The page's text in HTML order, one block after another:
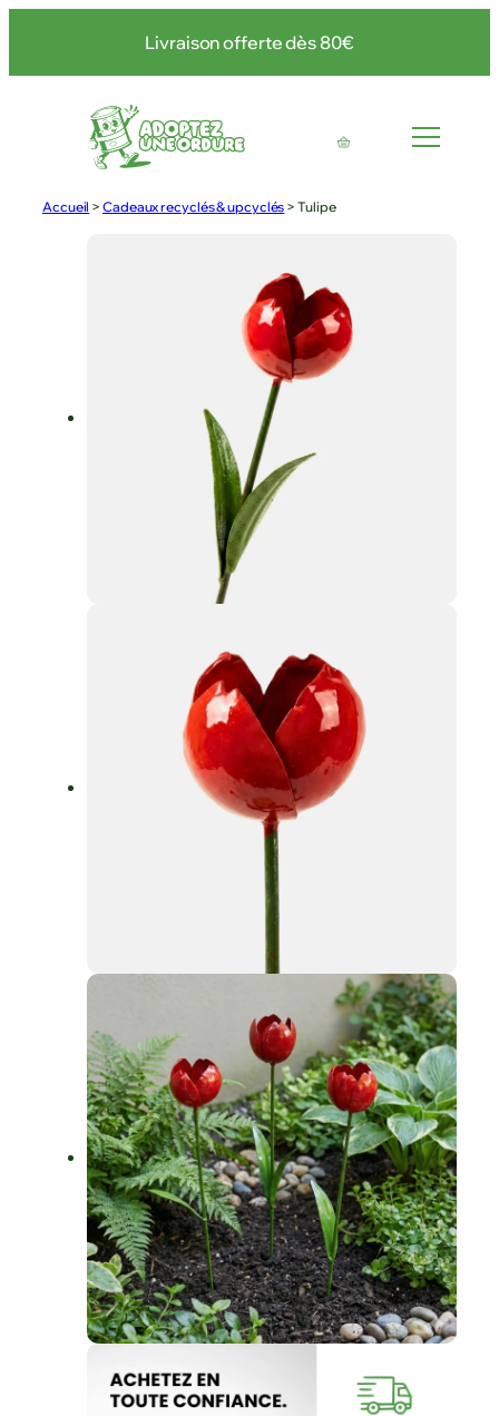
Livraison offerte dès 80€
Accueil >Cadeaux recyclés & upcyclés >Tulipe